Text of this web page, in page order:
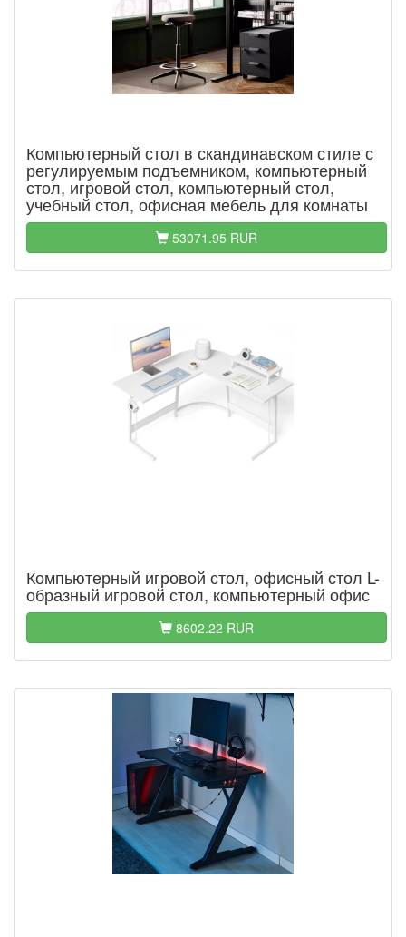
Компьютерный стол в скандинавском стиле с
регулируемым подъемником, компьютерный
стол, игровой стол, компьютерный стол,
учебный стол, офисная мебель для комнаты
53071.95 RUR
Компьютерный игровой стол, офисный стол L-
образный игровой стол, компьютерный офис
8602.22 RUR